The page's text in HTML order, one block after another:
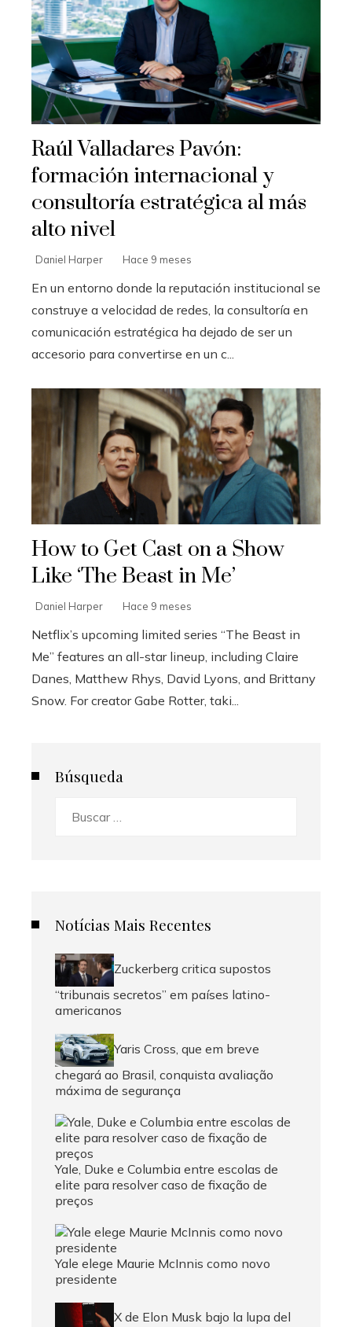
Raúl Valladares Pavón:
formación internacional y
consultoría estratégica al más
alto nivel
Daniel Harper Hace 9 meses
En un entorno donde la reputación institucional se
construye a velocidad de redes, la consultoría en
comunicación estratégica ha dejado de ser un
accesorio para convertirse en un c...
How to Get Cast on a Show
Like ‘The Beast in Me’
Daniel Harper Hace 9 meses
Netflix’s upcoming limited series “The Beast in
Me” features an all-star lineup, including Claire
Danes, Matthew Rhys, David Lyons, and Brittany
Snow. For creator Gabe Rotter, taki...
Búsqueda
Notícias Mais Recentes
Zuckerberg critica supostos
“tribunais secretos” em países latino-
americanos
Yaris Cross, que em breve
chegará ao Brasil, conquista avaliação
máxima de segurança
Yale, Duke e Columbia entre escolas de
elite para resolver caso de fixação de
preços
Yale elege Maurie McInnis como novo
presidente
X de Elon Musk bajo la lupa del